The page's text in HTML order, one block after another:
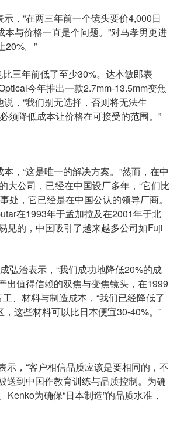
，“在两三年前一个镜头要价4,000日
与价格一直是个问题。”对马孝男更进
20%。”
三年前低了至少30%。达本敏郎表
今年推出一款2.7mm-13.5mm变焦
，“我们别无选择，否则将无法生
须降低成本让价格在可接受的范围。”
，“这是唯一的解决方案。”然而，在中
公司，已经在中国设厂多年，“它们比
，它已经是在中国公认的领导厂商。
在1993年于孟加拉及在2001年于北
见的，中国吸引了越来越多公司如Fuji
弘治表示，“我们成功地降低20%的成
出值得信赖的双焦与变焦镜头，在1999
、材料与制造成本，“我们已经降低了
这些材料可以比日本便宜30-40%。”
，“客户相信品质应该是要相同的，不
送到中国作教育训练与品质控制。为确
为确保“日本制造”的品质水准，